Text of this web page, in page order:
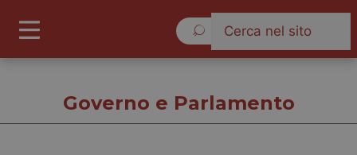
Governo e Parlamento